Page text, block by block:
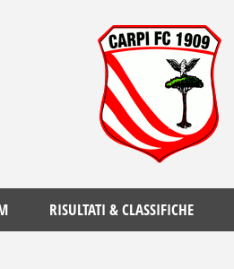
RISULTATI & CLASSIFICHE